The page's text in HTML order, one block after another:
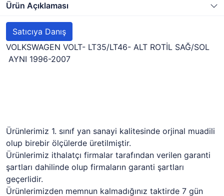
Ürün Açıklaması
Satıcıya Danış
VOLKSWAGEN VOLT- LT35/LT46- ALT ROTİL SAĞ/SOL
AYNI 1996-2007
Ürünlerimiz 1. sınıf yan sanayi kalitesinde orjinal muadili
olup birebir ölçülerde üretilmiştir.
Ürünlerimiz ithalatçı firmalar tarafından verilen garanti
şartları dahilinde olup firmaların garanti şartları
geçerlidir.
Ürünlerimizden memnun kalmadığınız taktirde 7 gün